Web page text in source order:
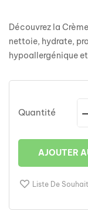
Découvrez la
nettoie, hydrate,
hypoallergénique
Quantité
AJOUTER
Liste De